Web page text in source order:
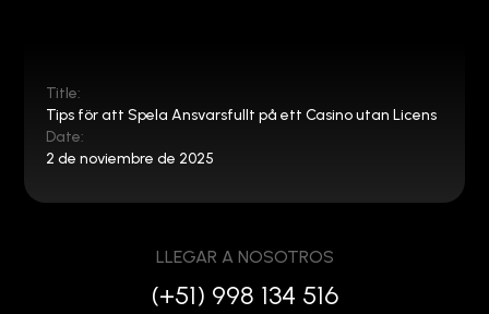
Title:
Tips för att Spela Ansvarsfullt på ett Casino utan Licens
Date:
2 de noviembre de 2025
LLEGAR A NOSOTROS
(+51) 998 134 516